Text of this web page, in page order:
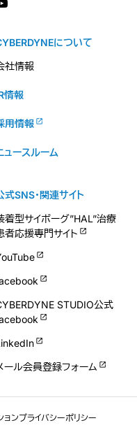
について
社情報
情報
用情報
ュースルーム
式SNS・関連サイト
着型サイボーグ”HAL”治療
者応援専門サイト
STUDIO公式
ール会員登録フォーム
ョンプライバシーポリシー